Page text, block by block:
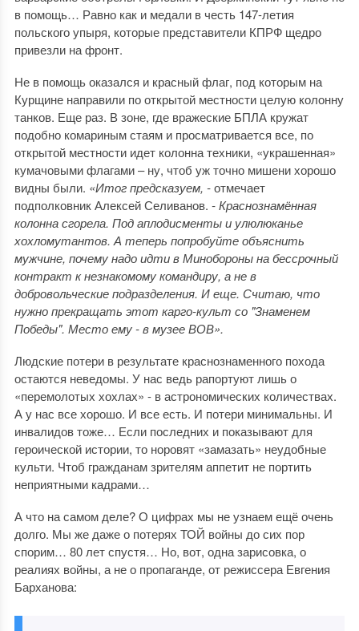
в помощь… Равно как и медали в честь 147-летия
польского упыря, которые представители КПРФ щедро
привезли на фронт.
Не в помощь оказался и красный флаг, под которым на
Курщине направили по открытой местности целую колонну
танков. Еще раз. В зоне, где вражеские БПЛА кружат
подобно комариным стаям и просматривается все, по
открытой местности идет колонна техники, «украшенная»
кумачовыми флагами – ну, чтоб уж точно мишени хорошо
видны были. «Итог предсказуем, -отмечает
подполковник Алексей Селиванов. - Краснознамённая
колонна сгорела. Под аплодисменты и улюлюканье
хохломутантов. А теперь попробуйте объяснить
мужчине, почему надо идти в Минобороны на бессрочный
контракт к незнакомому командиру, а не в
добровольческие подразделения. И еще. Считаю, что
нужно прекращать этот карго-культ со "Знаменем
Победы". Место ему - в музее ВОВ».
Людские потери в результате краснознаменного похода
остаются неведомы. У нас ведь рапортуют лишь о
«перемолотых хохлах» - в астрономических количествах.
А у нас все хорошо. И все есть. И потери минимальны. И
инвалидов тоже… Если последних и показывают для
героической истории, то норовят «замазать» неудобные
культи. Чтоб гражданам зрителям аппетит не портить
неприятными кадрами…
А что на самом деле? О цифрах мы не узнаем ещё очень
долго. Мы же даже о потерях ТОЙ войны до сих пор
спорим… 80 лет спустя… Но, вот, одна зарисовка, о
реалиях войны, а не о пропаганде, от режиссера Евгения
Барханова: